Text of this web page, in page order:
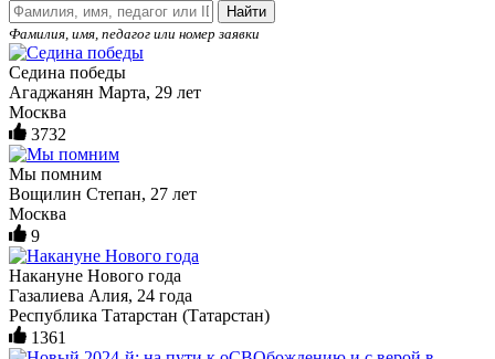
Найти
Фамилия, имя, педагог или номер заявки
Седина победы
Агаджанян Марта, 29 лет
Москва
3732
Мы помним
Вощилин Степан, 27 лет
Москва
9
Накануне Нового года
Газалиева Алия, 24 года
Республика Татарстан (Татарстан)
1361